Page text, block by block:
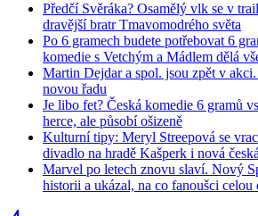
Předčí Svěráka? Osamělý vlk se v
dravější bratr Tmavomodrého světa
Po 6 gramech budete potřebovat 6
komedie s Vetchým a Mádlem dělá
Martin Dejdar a spol. jsou zpět v
novou řadu
Je libo fet? Česká komedie 6 gramů
herce, ale působí ošizeně
Kulturní tipy: Meryl Streepová se
divadlo na hradě Kašperk i nová
Marvel po letech znovu slaví. Nový
historii a ukázal, na co fanoušci celou